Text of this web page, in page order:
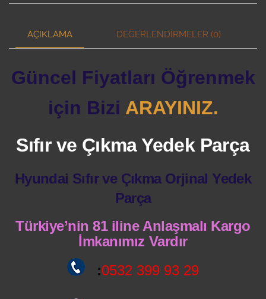
AÇIKLAMA DEĞERLENDIRMELER (0)
Güncel Fiyatları Öğrenmek
için Bizi ARAYINIZ.
Sıfır ve Çıkma Yedek Parça
Hyundai Sıfır ve Çıkma Orjinal Yedek
Parça
Türkiye’nin 81 iline Anlaşmalı Kargo
İmkanımız Vardır
:0532 399 93 29